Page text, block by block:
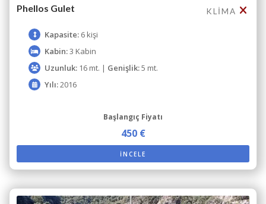
Phellos Gulet KLIMA
Kapasite: 6 kişi
Kabin:3 Kabin
Uzunluk: 16 mt. | Genişlik:5 mt.
Yılı:2016
Başlangıç Fiyatı
450 €
İNCELE